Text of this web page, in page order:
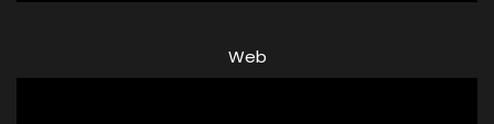
Web